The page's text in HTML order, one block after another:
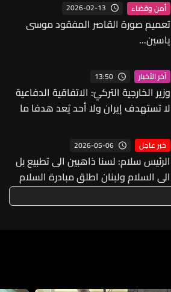
أمن وقضاء 2026-02-13
تعميم صورة القاصر المفقود موسى
ياسين...
آخر الأخبار 13:50
وزير الخارجية التركيّ: الاتفاقية الدفاعية
لا تستهدف إيران ولا أحد يُعد هدفا ما
خبر عاجل 2026-05-06
الرئيس سلام: لسنا ذاهبين الى تطبيع بل
الى السلام ولبنان اطلق مبادرة السلام
العربية وأذكّر بقمة الرياض التي حضرتها
ايران